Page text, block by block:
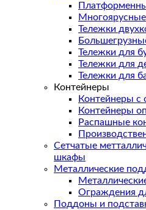
Тележки
Тележки для
Тележки для
Тележки для
Контейнеры
Контейнеры
Контейнеры
Распашные
Сетчатые
шкафы
Металлические
Ограждения
Поддоны и